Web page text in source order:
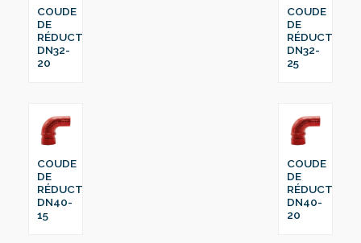
COUDE
DE
RÉDUCTION
DN32-
20
COUDE
DE
RÉDUCTION
DN32-
25
COUDE
DE
RÉDUCTION
DN40-
15
COUDE
DE
RÉDUCTION
DN40-
20